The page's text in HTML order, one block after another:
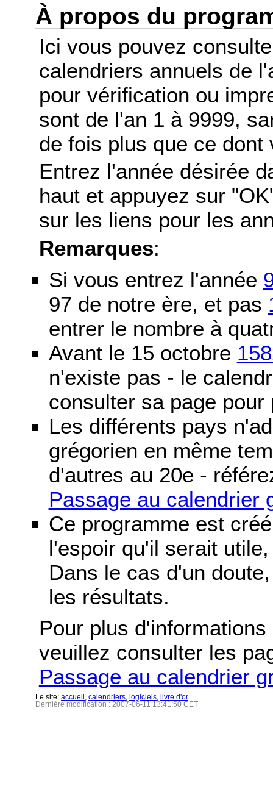
À propos du
Ici vous pouvez
calendriers annuels de
pour vérification ou
sont de l'an 1 à 9999,
de fois plus que ce dont
Entrez l'année désirée
haut et appuyez sur
sur les liens pour les
Remarques:
Si vous entrez l'année
97 de notre ère, et pas
entrer le nombre à
Avant le 15 octobre
n'existe pas - le
consulter sa page pour
Les différents pays
grégorien en même
d'autres au 20e -
Passage au calendrier
Ce programme est
l'espoir qu'il serait
Dans le cas d'un
les résultats.
Pour plus
veuillez consulter les
Passage au calendrier
Le site: accueil calendriers logiciels
livre d'or
Dernière modification : 2007-06-11 13:41:50 CET